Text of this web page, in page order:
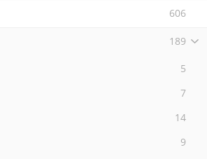
606
189
5
7
14
9